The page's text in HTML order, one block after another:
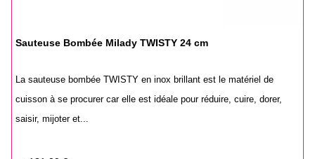
Sauteuse Bombée Milady TWISTY 24 cm
La sauteuse bombée TWISTY en inox brillant est le matériel de
cuisson à se procurer car elle est idéale pour réduire, cuire, dorer,
saisir, mijoter et...